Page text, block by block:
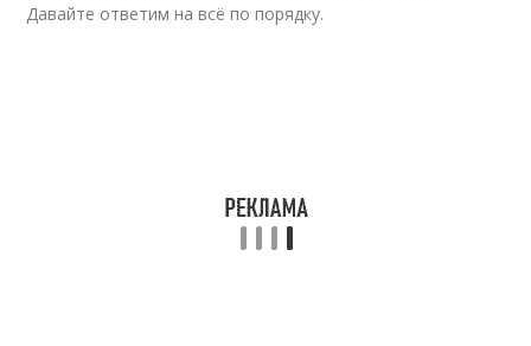
Давайте ответим на всё по порядку.